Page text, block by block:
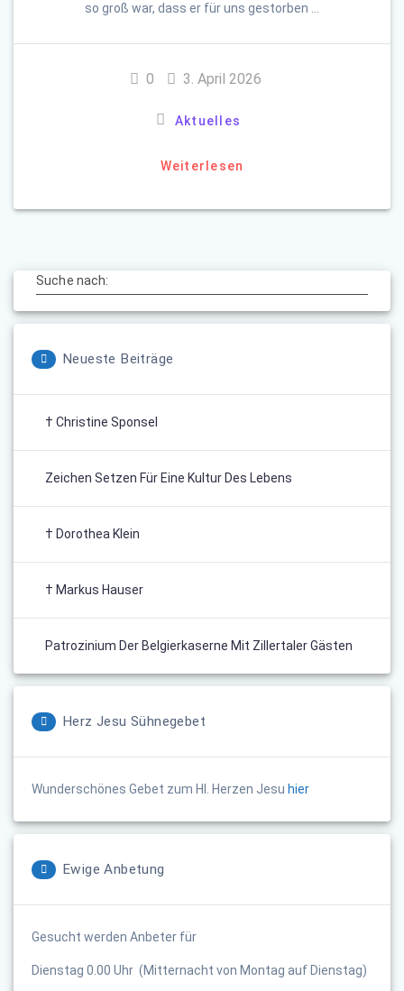
so groß war, dass er für uns gestorben …
0 3. April 2026
Aktuelles
Weiterlesen
Suche nach:
Neueste Beiträge
† Christine Sponsel
Zeichen Setzen Für Eine Kultur Des Lebens
† Dorothea Klein
† Markus Hauser
Patrozinium Der Belgierkaserne Mit Zillertaler Gästen
Herz Jesu Sühnegebet
Wunderschönes Gebet zum Hl. Herzen Jesu hier
Ewige Anbetung
Gesucht werden Anbeter für
Dienstag 0.00 Uhr (Mitternacht von Montag auf Dienstag)